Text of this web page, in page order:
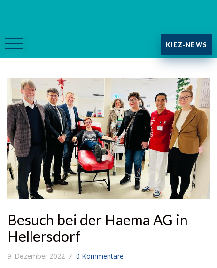
KIEZ-NEWS
Besuch bei der Haema AG in
Hellersdorf
9. Dezember 2022 0 Kommentare